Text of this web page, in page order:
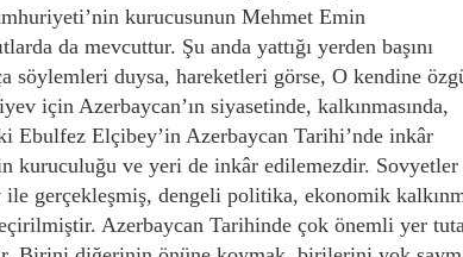
kurucusunun Mehmet Emin
da mevcuttur. Şu anda yattığı yerden başını
söylemleri duysa, hareketleri görse, O kendine
için Azerbaycan’ın siyasetinde, kalkınmasında,
Ebulfez Elçibey’in Azerbaycan Tarihi’nde inkâr
kuruculuğu ve yeri de inkâr edilemezdir. Sovyetler
gerçekleşmiş, dengeli politika, ekonomik
Azerbaycan Tarihinde çok önemli yer